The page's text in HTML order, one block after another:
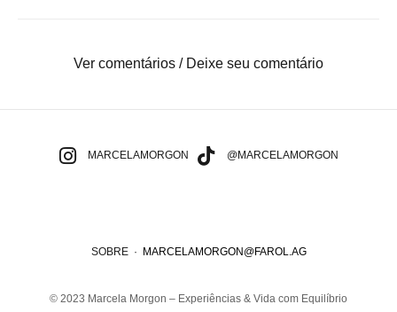
Ver comentários / Deixe seu comentário
SOBRE· MARCELAMORGON@FAROL.AG
MARCELAMORGON @MARCELAMORGON
© 2023 Marcela Morgon – Experiências & Vida com Equilíbrio